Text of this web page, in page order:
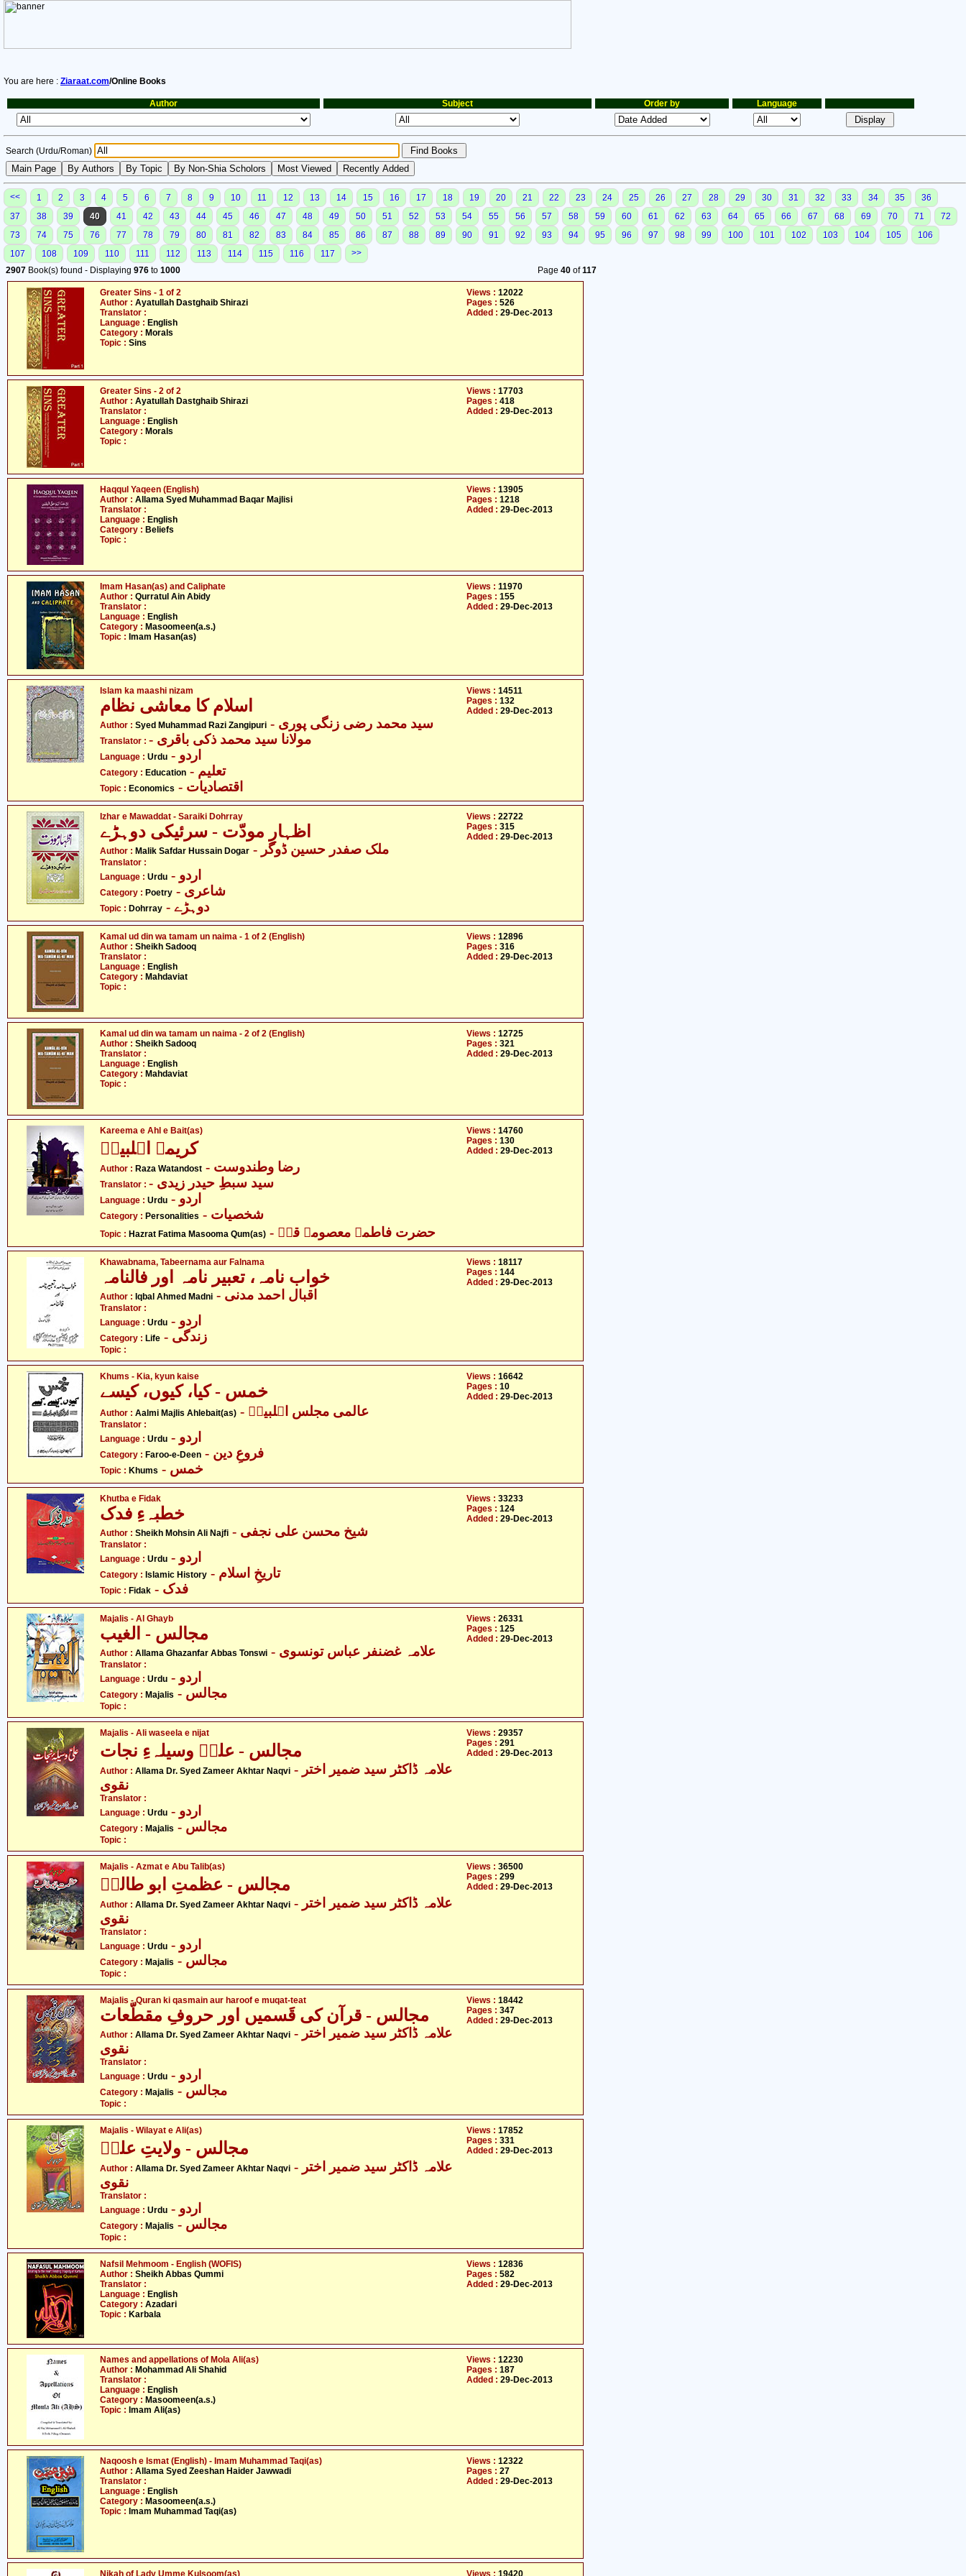
You are here : Ziaraat.com/Online Books
Author Subject Order by Language
Search (Urdu/Roman)
<< 1 2 3 4 5 6 7 8 9 10 11 12 13 14 15 16 17 18 19 20 21 22 23 24 25 26 27 28 29 30 31 32 33 34 35
36
37
38 39 40 41 42 43 44 45 46 47 48 49 50 51 52 53 54 55 56 57 58 59 60 61 62 63 64 65 66 67 68 69 70 71
72
73
74 75 76 77 78 79 80 81 82 83 84 85 86 87 88 89 90 91 92 93 94 95 96 97 98 99 100 101 102 103 104 105
106
107
108 109 110 111 112 113 114 115 116 117
>>
2907 Book(s) found - Displaying 976 to 1000 Page 40of117
Greater Sins - 1 of 2
Author : Ayatullah Dastghaib Shirazi
Translator :
Language : English
Category : Morals
Topic : Sins
Views : 12022
Pages : 526
Added : 29-Dec-2013
Greater Sins - 2 of 2
Author : Ayatullah Dastghaib Shirazi
Translator :
Language : English
Category : Morals
Topic :
Views : 17703
Pages : 418
Added : 29-Dec-2013
Haqqul Yaqeen (English)
Author : Allama Syed Muhammad Baqar Majlisi
Translator :
Language : English
Category : Beliefs
Topic :
Views : 13905
Pages : 1218
Added : 29-Dec-2013
Imam Hasan(as) and Caliphate
Author : Qurratul Ain Abidy
Translator :
Language : English
Category : Masoomeen(a.s.)
Topic : Imam Hasan(as)
Views : 11970
Pages : 155
Added : 29-Dec-2013
Islam ka maashi nizam
اسلام کا معاشی نظام
Author : Syed Muhammad Razi Zangipuri - سید محمد رضی زنگی پوری
Translator : - مولانا سید محمد ذکی باقری
Language : Urdu - اردو
Category : Education - تعلیم
Topic : Economics - اقتصادیات
Views : 14511
Pages : 132
Added : 29-Dec-2013
Izhar e Mawaddat - Saraiki Dohrray
اظہارِ مودّت - سرئیکی دوہڑے
Author : Malik Safdar Hussain Dogar - ملک صفدر حسین ڈوگر
Translator :
Language : Urdu - اردو
Category : Poetry - شاعری
Topic : Dohrray - دوہڑے
Views : 22722
Pages : 315
Added : 29-Dec-2013
Kamal ud din wa tamam un naima - 1 of 2 (English)
Author : Sheikh Sadooq
Translator :
Language : English
Category : Mahdaviat
Topic :
Views : 12896
Pages : 316
Added : 29-Dec-2013
Kamal ud din wa tamam un naima - 2 of 2 (English)
Author : Sheikh Sadooq
Translator :
Language : English
Category : Mahdaviat
Topic :
Views : 12725
Pages : 321
Added : 29-Dec-2013
Kareema e Ahl e Bait(as)
کریمہ اہلبیتؑ
Author : Raza Watandost - رضا وطندوست
Translator : - سید سبطِ حیدر زیدی
Language : Urdu - اردو
Category : Personalities - شخصیات
Topic : Hazrat Fatima Masooma Qum(as) - حضرت فاطمہ معصومہ قمؑ
Views : 14760
Pages : 130
Added : 29-Dec-2013
Khawabnama, Tabeernama aur Falnama
خواب نامہ، تعبیر نامہ اور فالنامہ
Author : Iqbal Ahmed Madni - اقبال احمد مدنی
Translator :
Language : Urdu - اردو
Category : Life - زندگی
Topic :
Views : 18117
Pages : 144
Added : 29-Dec-2013
Khums - Kia, kyun kaise
خمس - کیا، کیوں، کیسے
Author : Aalmi Majlis Ahlebait(as) - عالمی مجلس اہلبیتؑ
Translator :
Language : Urdu - اردو
Category : Faroo-e-Deen - فروعِ دین
Topic : Khums - خمس
Views : 16642
Pages : 10
Added : 29-Dec-2013
Khutba e Fidak
خطبہءِ فدک
Author : Sheikh Mohsin Ali Najfi - شیخ محسن علی نجفی
Translator :
Language : Urdu - اردو
Category : Islamic History - تاریخِ اسلام
Topic : Fidak - فدک
Views : 33233
Pages : 124
Added : 29-Dec-2013
Majalis - Al Ghayb
مجالس - الغیب
Author : Allama Ghazanfar Abbas Tonswi - علامہ غضنفر عباس تونسوی
Translator :
Language : Urdu - اردو
Category : Majalis - مجالس
Topic :
Views : 26331
Pages : 125
Added : 29-Dec-2013
Majalis - Ali waseela e nijat
مجالس - علیؑ وسیلہءِ نجات
Author : Allama Dr. Syed Zameer Akhtar Naqvi - علامہ ڈاکٹر سید ضمیر اختر
نقوی
Translator :
Language : Urdu - اردو
Category : Majalis - مجالس
Topic :
Views : 29357
Pages : 291
Added : 29-Dec-2013
Majalis - Azmat e Abu Talib(as)
مجالس - عظمتِ ابو طالبؑ
Author : Allama Dr. Syed Zameer Akhtar Naqvi - علامہ ڈاکٹر سید ضمیر اختر
نقوی
Translator :
Language : Urdu - اردو
Category : Majalis - مجالس
Topic :
Views : 36500
Pages : 299
Added : 29-Dec-2013
Majalis - Quran ki qasmain aur haroof e muqat-teat
مجالس - قرآن کی قَسمیں اور حروفِ مقطّعات
Author : Allama Dr. Syed Zameer Akhtar Naqvi - علامہ ڈاکٹر سید ضمیر اختر
نقوی
Translator :
Language : Urdu - اردو
Category : Majalis - مجالس
Topic :
Views : 18442
Pages : 347
Added : 29-Dec-2013
Majalis - Wilayat e Ali(as)
مجالس - ولایتِ علیؑ
Author : Allama Dr. Syed Zameer Akhtar Naqvi - علامہ ڈاکٹر سید ضمیر اختر
نقوی
Translator :
Language : Urdu - اردو
Category : Majalis - مجالس
Topic :
Views : 17852
Pages : 331
Added : 29-Dec-2013
Nafsil Mehmoom - English (WOFIS)
Author : Sheikh Abbas Qummi
Translator :
Language : English
Category : Azadari
Topic : Karbala
Views : 12836
Pages : 582
Added : 29-Dec-2013
Names and appellations of Mola Ali(as)
Author : Mohammad Ali Shahid
Translator :
Language : English
Category : Masoomeen(a.s.)
Topic : Imam Ali(as)
Views : 12230
Pages : 187
Added : 29-Dec-2013
Naqoosh e Ismat (English) - Imam Muhammad Taqi(as)
Author : Allama Syed Zeeshan Haider Jawwadi
Translator :
Language : English
Category : Masoomeen(a.s.)
Topic : Imam Muhammad Taqi(as)
Views : 12322
Pages : 27
Added : 29-Dec-2013
Nikah of Lady Umme Kulsoom(as) Views : 19420